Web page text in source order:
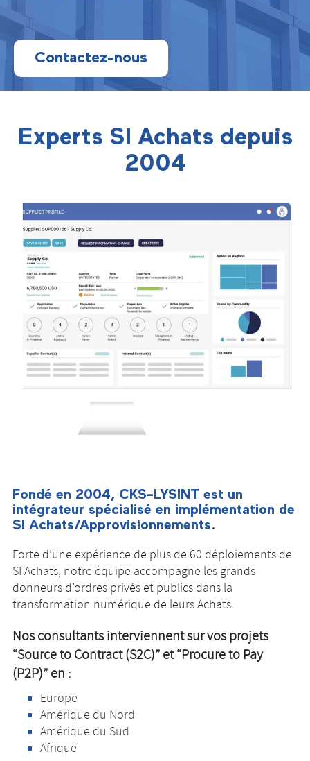
Contactez-nous
Experts SI Achats depuis
2004
Fondé en 2004, CKS-LYSINT est un
intégrateur spécialisé en implémentation de
SI Achats/Approvisionnements.
Forte d’une expérience de plus de 60 déploiements de
SI Achats, notre équipe accompagne les grands
donneurs d’ordres privés et publics dans la
transformation numérique de leurs Achats.
Nos consultants interviennent sur vos projets
“Source to Contract (S2C)” et “Procure to Pay
(P2P)” en :
Europe
Amérique du Nord
Amérique du Sud
Afrique